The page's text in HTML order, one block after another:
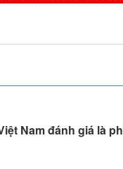
Nam đánh giá là